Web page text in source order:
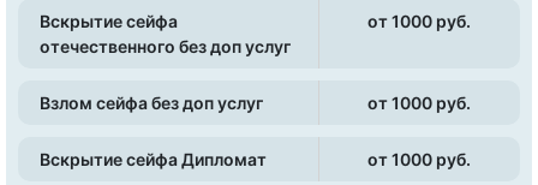
Вскрытие сейфа
отечественного без доп услуг
от 1000 pуб.
Взлом сейфа без доп услуг от 1000 pуб.
Вскрытие сейфа Дипломат от 1000 pуб.